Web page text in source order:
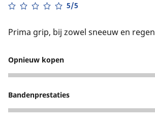
5/5
Prima grip, bij zowel sneeuw en regen
Opnieuw kopen
5
Bandenprestaties
4